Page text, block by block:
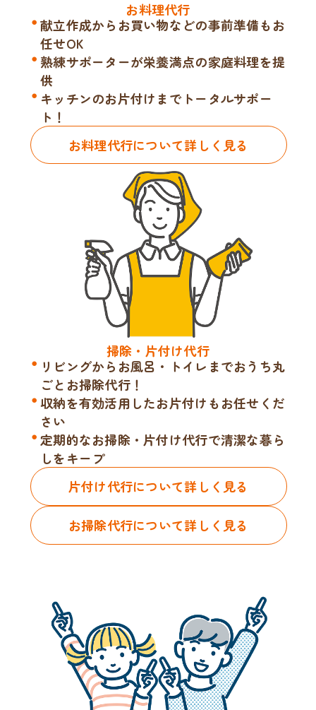
お料理代行
献立作成からお買い物などの事前準備もお
任せOK
熟練サポーターが栄養満点の家庭料理を提
供
キッチンのお片付けまでトータルサポー
ト！
お料理代行について詳しく見る
掃除・片付け代行
リビングからお風呂・トイレまでおうち丸
ごとお掃除代行！
収納を有効活用したお片付けもお任せくだ
さい
定期的なお掃除・片付け代行で清潔な暮ら
しをキープ
片付け代行について詳しく見る
お掃除代行について詳しく見る